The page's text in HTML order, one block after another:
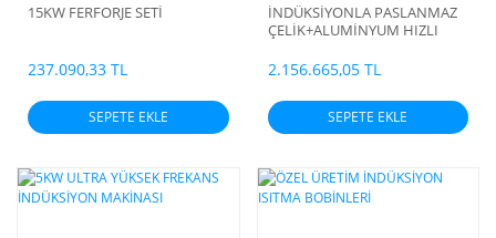
15KW FERFORJE SETİ
237.090,33 TL
SEPETE EKLE
İNDÜKSİYONLA PASLANMAZ
ÇELİK+ALUMİNYUM HIZLI
2.156.665,05 TL
SEPETE EKLE